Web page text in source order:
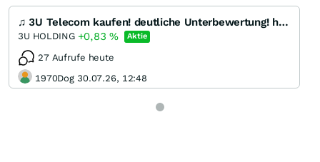
♫ 3U Telecom kaufen! deutliche Unterbewertung! hier ist Musik drin ♫ !
3U HOLDING +0,83 % Aktie
27 Aufrufe heute
1970Dog 30.07.26, 12:48